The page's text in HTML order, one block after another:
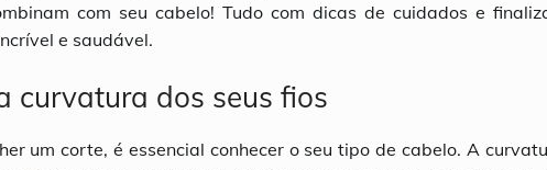
com seu cabelo! Tudo com dicas de cuidados e
e saudável.
curvatura dos seus fios
um corte, é essencial conhecer o seu tipo de cabelo. A